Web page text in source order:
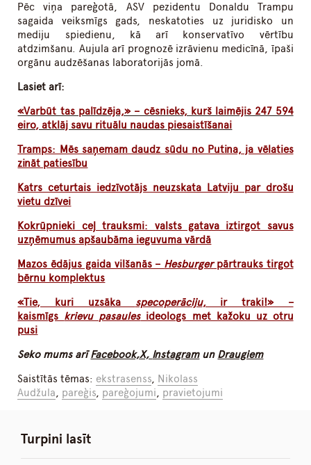
Pēc viņa pareģotā, ASV pezidentu Donaldu Trampu
sagaida veiksmīgs gads, neskatoties uz juridisko un
mediju spiedienu, kā arī konservatīvo vērtību
atdzimšanu. Aujula arī prognozē izrāvienu medicīnā, īpaši
orgānu audzēšanas laboratorijās jomā.
Lasiet arī:
«Varbūt tas palīdzēja,» – cēsnieks, kurš laimējis 247 594
eiro, atklāj savu rituālu naudas piesaistīšanai
Tramps: Mēs saņemam daudz sūdu no Putina, ja vēlaties
zināt patiesību
Katrs ceturtais iedzīvotājs neuzskata Latviju par drošu
vietu dzīvei
Kokrūpnieki ceļ trauksmi: valsts gatava iztirgot savus
uzņēmumus apšaubāma ieguvuma vārdā
Mazos ēdājus gaida vilšanās – Hesburgerpārtrauks tirgot
bērnu komplektus
«Tie, kuri uzsāka specoperāciju, ir traki!» –
kaismīgs krievu pasaulesideologs met kažoku uz otru
pusi
Seko mums arīFacebook,X, Instagramun Draugiem
Saistītās tēmas: ekstrasenss, Nikolass
Audžula, pareģis, pareģojumi, pravietojumi
Turpini lasīt